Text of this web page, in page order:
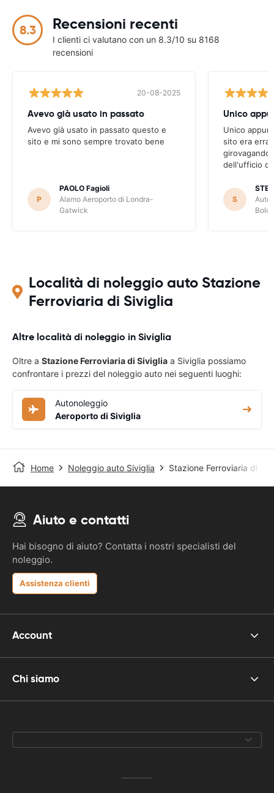
8.3 Recensioni recenti
I clienti ci valutano con un 8.3/10 su 8168
recensioni
20-08-2025
Avevo già usato in passato
Avevo già usato in passato questo e
sito e mi sono sempre trovato bene
P
PAOLO Fagioli
Alamo Aeroporto di Londra-
Gatwick
Unico
sito era
girovagando
dell'ufficio di
S
Località di noleggio auto Stazione
Ferroviaria di Siviglia
Altre località di noleggio in Siviglia
Oltre a Stazione Ferroviaria di Siviglia a Siviglia possiamo
confrontare i prezzi del noleggio auto nei seguenti luoghi:
Autonoleggio
Aeroporto di Siviglia
Home Noleggio auto Siviglia Stazione Ferroviaria di
Aiuto e contatti
Hai bisogno di aiuto? Contatta i nostri specialisti del
noleggio.
Assistenza clienti
Account
Chi siamo